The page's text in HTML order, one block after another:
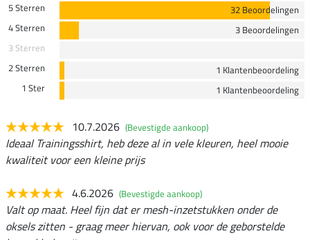
5 Sterren
32 Beoordelingen
4 Sterren
3 Beoordelingen
3 Sterren
2 Sterren
1 Klantenbeoordeling
1 Ster
1 Klantenbeoordeling
10.7.2026 (Bevestigde aankoop)
Ideaal Trainingsshirt, heb deze al in vele kleuren, heel mooie
kwaliteit voor een kleine prijs
4.6.2026 (Bevestigde aankoop)
Valt op maat. Heel fijn dat er mesh-inzetstukken onder de
oksels zitten - graag meer hiervan, ook voor de geborstelde